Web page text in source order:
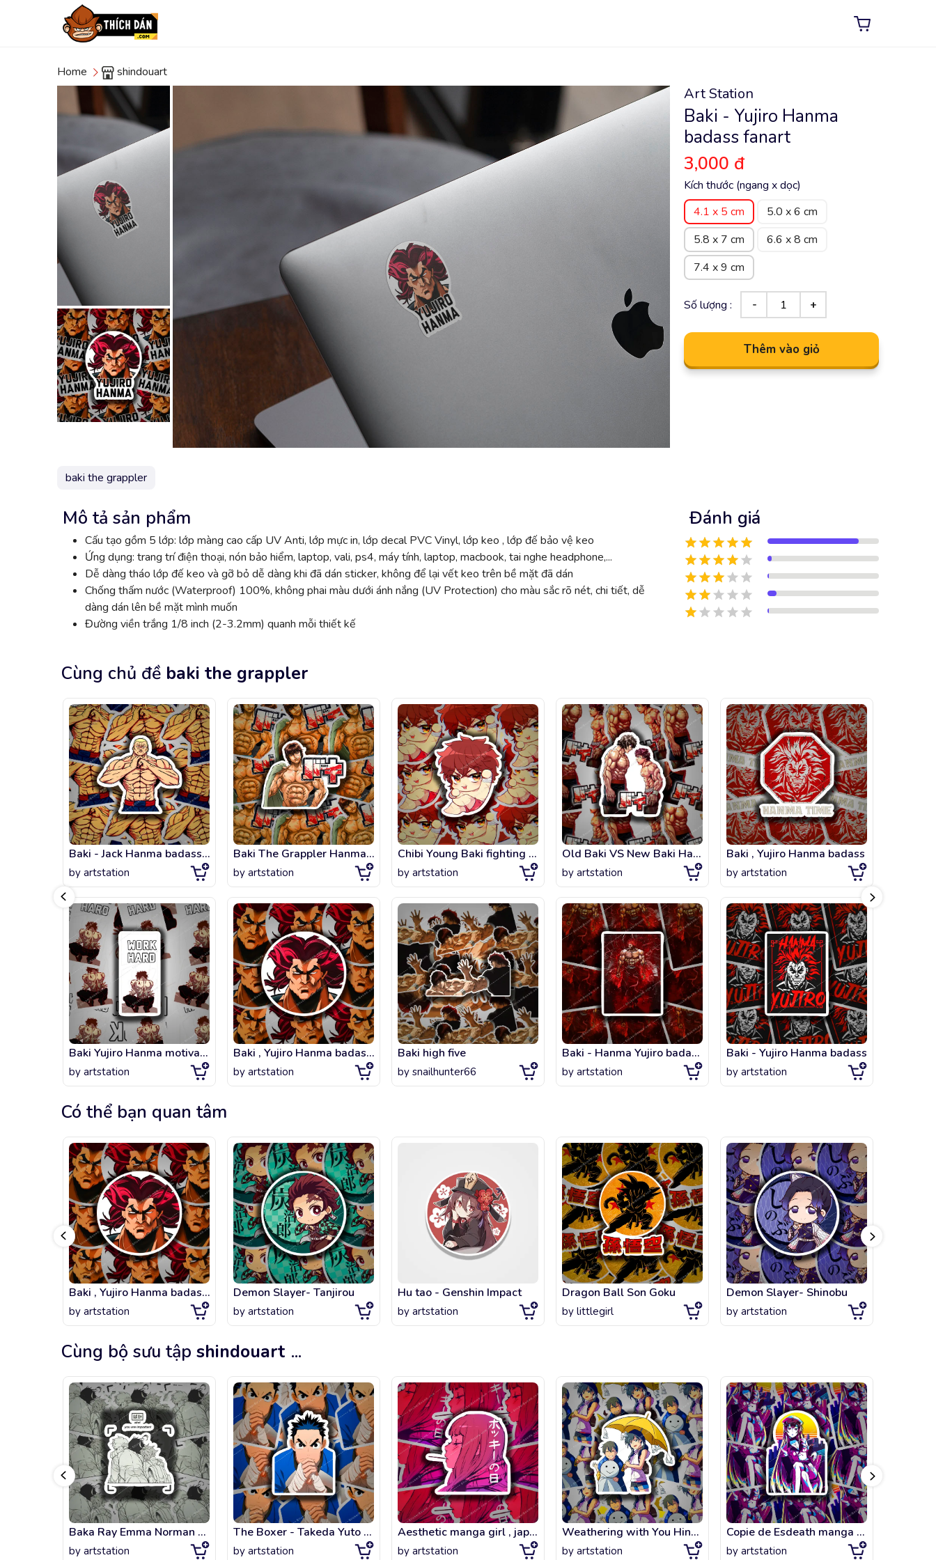
Home shindouart
Art Station
Baki - Yujiro Hanma
badass fanart
3,000 đ
Kích thước (ngang x dọc)
4.1 x 5 cm
5.0 x 6 cm
5.8 x 7 cm
6.6 x 8 cm
7.4 x 9 cm
Số lượng :
Thêm vào giỏ
baki the grappler
Mô tả sản phẩm
Cấu tạo gồm 5 lớp: lớp màng cao cấp UV Anti, lớp mực in, lớp decal PVC Vinyl, lớp keo , lớp đế bảo vệ keo
Ứng dụng: trang trí điện thoại, nón bảo hiểm, laptop, vali, ps4, máy tính, laptop, macbook, tai nghe headphone,...
Dễ dàng tháo lớp đế keo và gỡ bỏ dễ dàng khi đã dán sticker, không để lại vết keo trên bề mặt đã dán
Chống thấm nước (Waterproof) 100%, không phai màu dưới ánh nắng (UV Protection) cho màu sắc rõ nét, chi tiết, dễ
dàng dán lên bề mặt mình muốn
Đường viền trắng 1/8 inch (2-3.2mm) quanh mỗi thiết kế
Đánh giá
Cùng chủ đề baki the grappler
Baki - Jack Hanma badass fanart
by artstation
Baki Yujiro Hanma motivation
by artstation
Baki The Grappler Hanma badass fanart
by artstation
Baki , Yujiro Hanma badass fanart
by artstation
Chibi Young Baki fighting fanart
by artstation
Baki high five
by snailhunter66
Old Baki VS New Baki Hanma fanart
by artstation
Baki - Hanma Yujiro badass fanart
by artstation
Baki , Yujiro Hanma badass
by artstation
Baki - Yujiro Hanma badass
by artstation
Có thể bạn quan tâm
Baki , Yujiro Hanma badass fanart
by artstation
Demon Slayer- Tanjirou
by artstation
Hu tao - Genshin Impact
by artstation
Dragon Ball Son Goku
by littlegirl
Demon Slayer- Shinobu
by artstation
Cùng bộ sưu tập shindouart ...
Baka Ray Emma Norman - The Promised Neverland
by artstation
The Boxer - Takeda Yuto fanart
by artstation
Aesthetic manga girl , japanese vaporwave style
by artstation
Weathering with You Hina Nagi & Hodaka fanart
by artstation
Copie de Esdeath manga Vaporwave Waifu , Akame ga Kill
by artstation